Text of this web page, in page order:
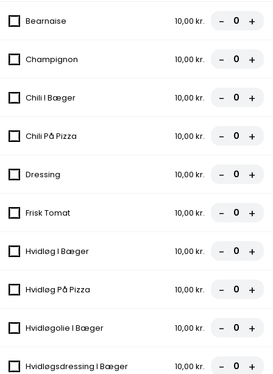
Menu 3 - Hjm. Durum
135,00 kr.
135,00 kr.
Italiensk Pizza
Alle pizzaer kan også fås som fuldkorn og glutenfri.
1. Margherita
fra 80,00 kr.
Bearnaise 10,00 kr. - +
Champignon 10,00 kr. - +
Chili I Bæger 10,00 kr. - +
Chili På Pizza 10,00 kr. - +
Dressing 10,00 kr. - +
Frisk Tomat 10,00 kr. - +
Hvidløg I Bæger 10,00 kr. - +
Hvidløg På Pizza 10,00 kr. - +
Hvidløgolie I Bæger 10,00 kr. - +
Hvidløgsdressing I Bæger 10,00 kr. - +